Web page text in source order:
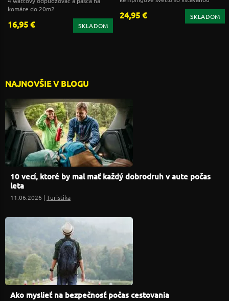
komáre do 20m2
16,95 € SKLADOM
24,95 € SKLADOM
NAJNOVŠIE V BLOGU
10 vecí, ktoré by mal mať každý dobrodruh v aute počas
leta
11.06.2026 |Turistika
Ako myslieť na bezpečnosť počas cestovania